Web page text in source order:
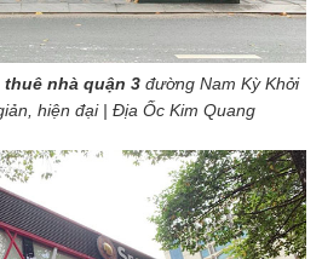
thuê nhà quận 3 đường Nam Kỳ Khởi
hiện đại | Địa Ốc Kim Quang